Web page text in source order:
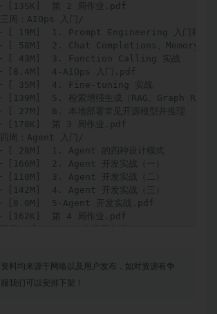
[135K]  第 2 周作业.pdf
周：AIOps 入门/
[ 19M]  1. Prompt Engineering 入门和实
[ 58M]  2. Chat Completions、Memory、
[ 43M]  3. Function Calling 实战
[8.4M]  4-AIOps 入门.pdf
[ 35M]  4. Fine-tuning 实战
5. 检索增强生成（RAG、Graph RAG）
[ 27M]  6. 本地部署常见开源模型并推理
[178K]  第 3 周作业.pdf
周：Agent 入门/
[ 28M]  1. Agent 的四种设计模式
[166M]  2. Agent 开发实战（一）
[110M]  3. Agent 开发实战（二）
[142M]  4. Agent 开发实战（三）
[8.0M]  5-Agent 开发实战.pdf
[162K]  第 4 周作业.pdf
周：Client-go 入门及实战/
3. 实现一个 Client-go Watch 客户
16M]  4. Informers、Indexer、
料均来源于网络以及用户发布，如对资源有争
我们可以安排下架！